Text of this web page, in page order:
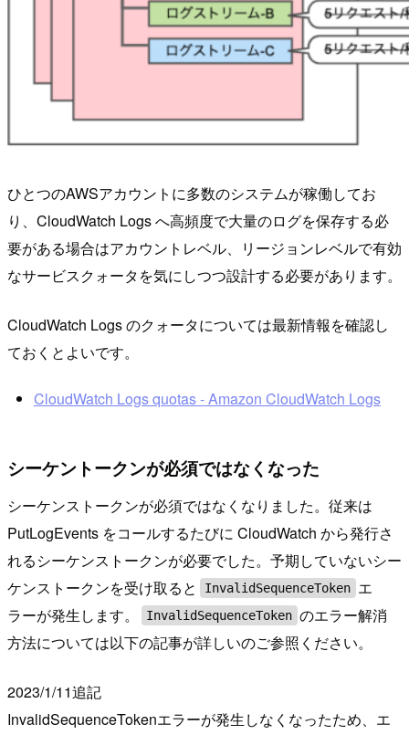
ひとつのAWSアカウントに多数のシステムが稼働してお
り、CloudWatch Logs へ高頻度で大量のログを保存する必
要がある場合はアカウントレベル、リージョンレベルで有効
なサービスクォータを気にしつつ設計する必要があります。
CloudWatch Logs のクォータについては最新情報を確認し
ておくとよいです。
CloudWatch Logs quotas - Amazon CloudWatch Logs
シーケントークンが必須ではなくなった
シーケンストークンが必須ではなくなりました。従来は
PutLogEvents をコールするたびに CloudWatch から発行さ
れるシーケンストークンが必要でした。予期していないシー
ケンストークンを受け取ると
InvalidSequenceToken エ
ラーが発生します。
InvalidSequenceToken のエラー解消
方法については以下の記事が詳しいのご参照ください。
2023/1/11追記
InvalidSequenceTokenエラーが発生しなくなったため、エ